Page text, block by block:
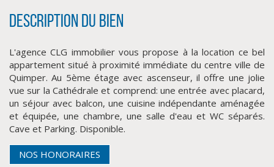
CLIQUER ICI POUR AGRANDIR
Description du bien
L'agence CLG immobilier vous propose à la location ce bel
appartement situé à proximité immédiate du centre ville de
Quimper. Au 5ème étage avec ascenseur, il offre une jolie
vue sur la Cathédrale et comprend: une entrée avec placard,
un séjour avec balcon, une cuisine indépendante aménagée
et équipée, une chambre, une salle d'eau et WC séparés.
Cave et Parking. Disponible.
NOS HONORAIRES